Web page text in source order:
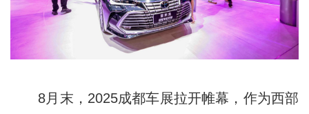
8月末，2025成都车展拉开帷幕，作为西部